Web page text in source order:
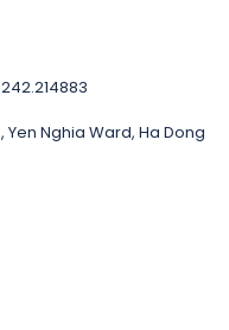
Yen Nghia Ward, Ha Dong